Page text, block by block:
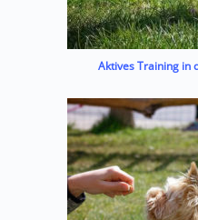
Aktives Training in